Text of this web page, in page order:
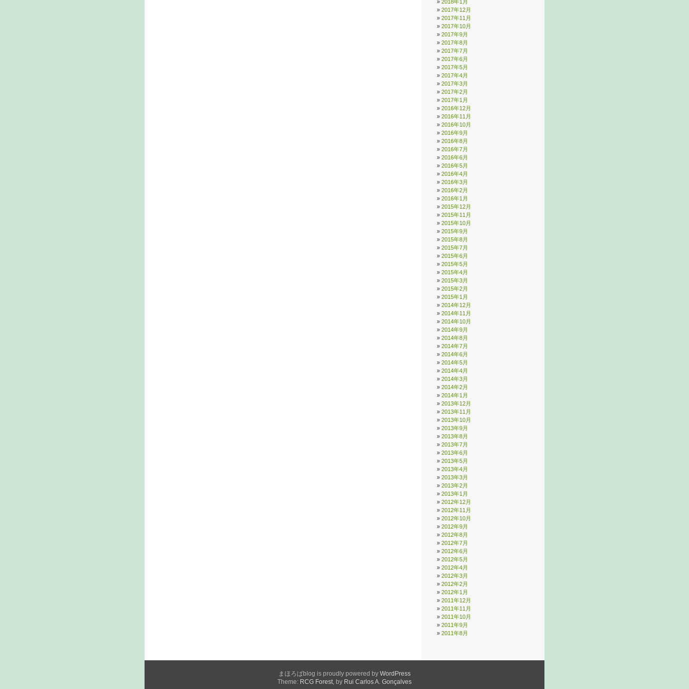
2018年1月
2017年12月
2017年11月
2017年10月
2017年9月
2017年8月
2017年7月
2017年6月
2017年5月
2017年4月
2017年3月
2017年2月
2017年1月
2016年12月
2016年11月
2016年10月
2016年9月
2016年8月
2016年7月
2016年6月
2016年5月
2016年4月
2016年3月
2016年2月
2016年1月
2015年12月
2015年11月
2015年10月
2015年9月
2015年8月
2015年7月
2015年6月
2015年5月
2015年4月
2015年3月
2015年2月
2015年1月
2014年12月
2014年11月
2014年10月
2014年9月
2014年8月
2014年7月
2014年6月
2014年5月
2014年4月
2014年3月
2014年2月
2014年1月
2013年12月
2013年11月
2013年10月
2013年9月
2013年8月
2013年7月
2013年6月
2013年5月
2013年4月
2013年3月
2013年2月
2013年1月
2012年12月
2012年11月
2012年10月
2012年9月
2012年8月
2012年7月
2012年6月
2012年5月
2012年4月
2012年3月
2012年2月
2012年1月
2011年12月
2011年11月
2011年10月
2011年9月
2011年8月
まほろばblog is proudly powered by WordPress
Theme: RCG Forest, by Rui Carlos A. Gonçalves